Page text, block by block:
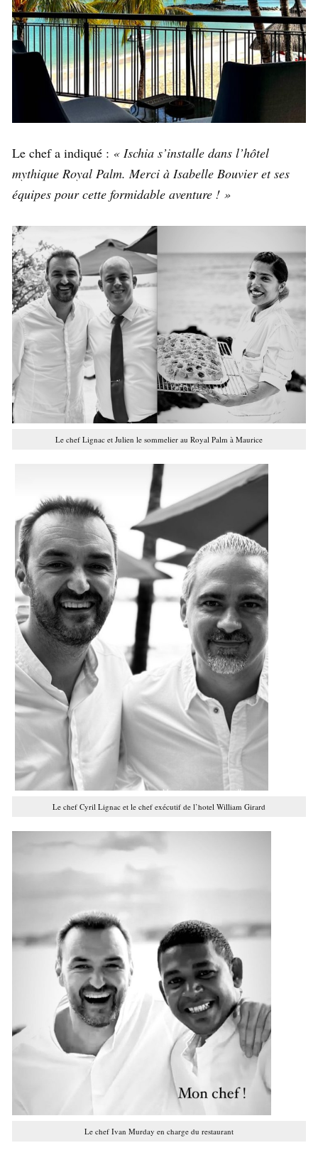
Le chef a indiqué : « Ischia s’installe dans l’hôtel
mythique Royal Palm. Merci à Isabelle Bouvier et ses
équipes pour cette formidable aventure ! »
Le chef Lignac et Julien le sommelier au Royal Palm à Maurice
Le chef Cyril Lignac et le chef exécutif de l’hotel William Girard
Le chef Ivan Murday en charge du restaurant